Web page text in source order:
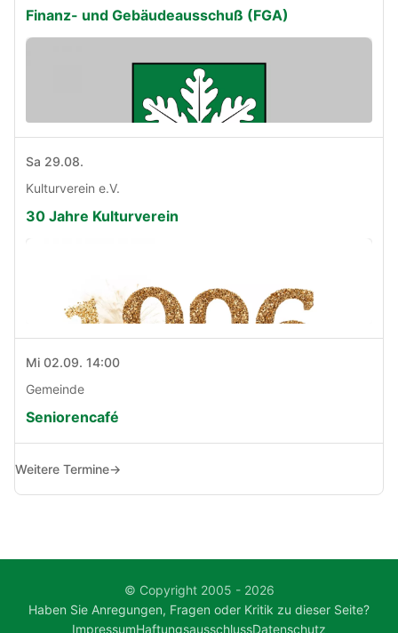
Finanz- und Gebäudeausschuß (FGA)
Sa 29.08.
Kulturverein e.V.
30 Jahre Kulturverein
Mi 02.09. 14:00
Gemeinde
Seniorencafé
Weitere Termine→
© Copyright 2005 - 2026
Haben Sie Anregungen, Fragen oder Kritik zu dieser Seite?
ImpressumHaftungsausschlussDatenschutz